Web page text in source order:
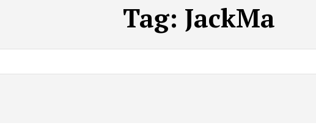
Tag: JackMa